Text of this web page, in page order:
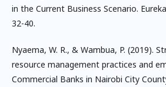
in the Current Business Scenario.
32-40.
Nyaema, W. R., & Wambua, P. (2019).
resource management practices and
Commercial Banks in Nairobi City